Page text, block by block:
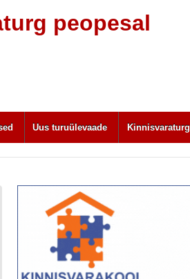
peopesal
Uus turuülevaade Kinnisvaraturg